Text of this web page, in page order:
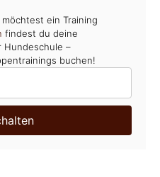
ein Training
findest du deine
Hundeschule –
buchen!